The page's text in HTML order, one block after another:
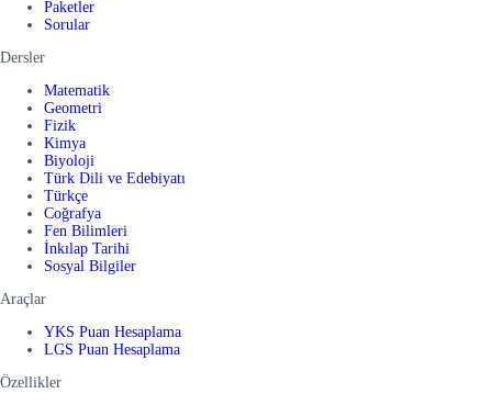
Paketler
Sorular
Dersler
Matematik
Geometri
Fizik
Kimya
Biyoloji
Türk Dili ve Edebiyatı
Türkçe
Coğrafya
Fen Bilimleri
İnkılap Tarihi
Sosyal Bilgiler
Araçlar
YKS Puan Hesaplama
LGS Puan Hesaplama
Özellikler